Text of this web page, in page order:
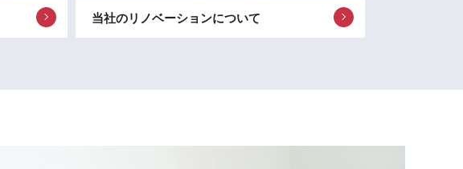
当社のリノベーションについて